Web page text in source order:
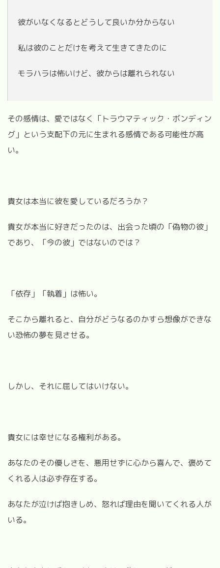
彼がいなくなるとどうして良いか分からない
私は彼のことだけを考えて生きてきたのに
モラハラは怖いけど、彼からは離れられない
その感情は、愛ではなく「トラウマティック・ボンディン
グ」という支配下の元に生まれる感情である可能性が高
い。
貴女は本当に彼を愛しているだろうか？
貴女が本当に好きだったのは、出会った頃の「偽物の彼」
であり、「今の彼」ではないのでは？
「依存」「執着」は怖い。
そこから離れると、自分がどうなるのかすら想像ができな
い恐怖の夢を見させる。
しかし、それに屈してはいけない。
貴女には幸せになる権利がある。
あなたのその優しさを、悪用せずに心から喜んで、褒めて
くれる人は必ず存在する。
あなたが泣けば抱きしめ、怒れば理由を聞いてくれる人が
いる。